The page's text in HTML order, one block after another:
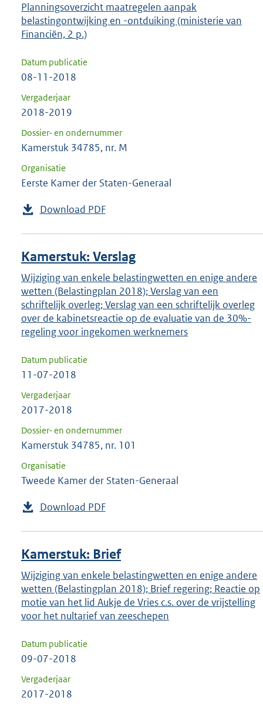
Planningsoverzicht maatregelen aanpak
belastingontwijking en -ontduiking (ministerie van
Financiën, 2 p.)
Datum publicatie
08-11-2018
Vergaderjaar
2018-2019
Dossier- en ondernummer
Kamerstuk 34785, nr. M
Organisatie
Eerste Kamer der Staten-Generaal
Download PDF
Kamerstuk: Verslag
Wijziging van enkele belastingwetten en enige andere
wetten (Belastingplan 2018); Verslag van een
schriftelijk overleg; Verslag van een schriftelijk overleg
over de kabinetsreactie op de evaluatie van de 30%-
regeling voor ingekomen werknemers
Datum publicatie
11-07-2018
Vergaderjaar
2017-2018
Dossier- en ondernummer
Kamerstuk 34785, nr. 101
Organisatie
Tweede Kamer der Staten-Generaal
Download PDF
Kamerstuk: Brief
Wijziging van enkele belastingwetten en enige andere
wetten (Belastingplan 2018); Brief regering; Reactie op
motie van het lid Aukje de Vries c.s. over de vrijstelling
voor het nultarief van zeeschepen
Datum publicatie
09-07-2018
Vergaderjaar
2017-2018